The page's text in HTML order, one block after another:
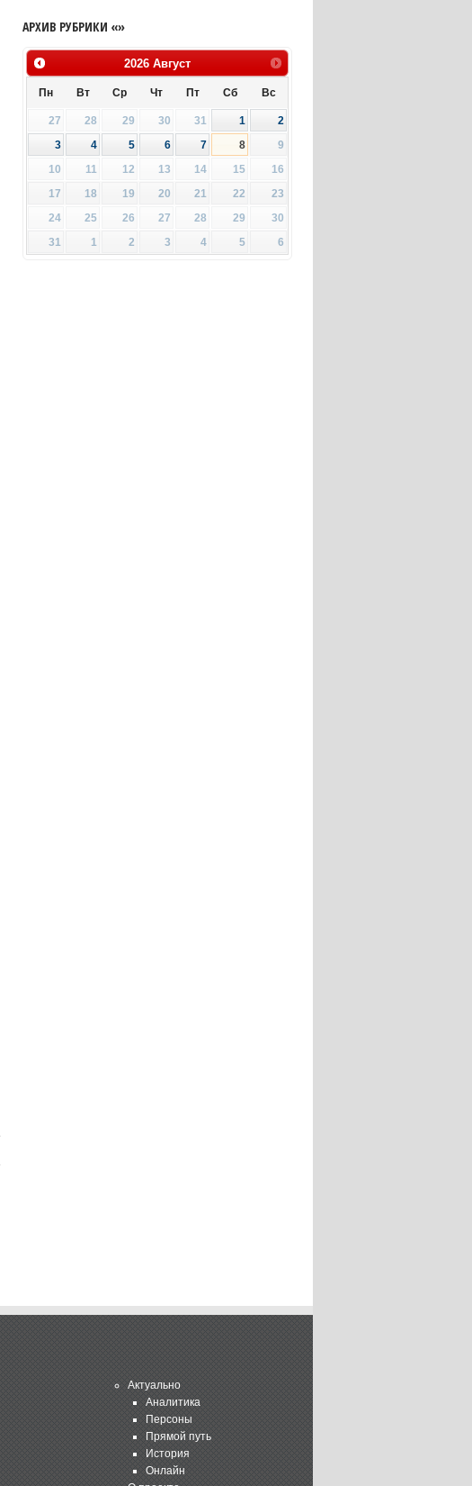
АРХИВ РУБРИКИ «»
2026 Август
Пн Вт Ср Чт Пт Сб Вс
27 28 29 30 31 1
2
3
4 5 6 7 8
9
10
11 12 13 14 15
16
17
18 19 20 21 22
23
24
25 26 27 28 29
30
31
1 2 3 4 5 6
Актуально
Аналитика
Персоны
Прямой путь
История
Онлайн